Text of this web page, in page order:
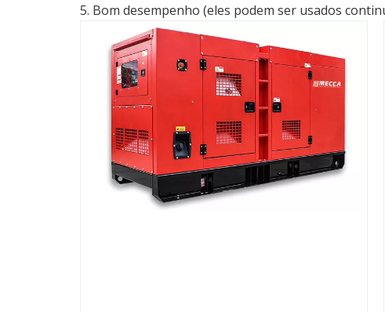
5. Bom desempenho (eles podem ser usados